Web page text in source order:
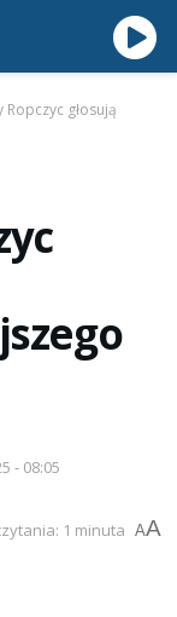
Ropczyc głosują
- 08:05
1 minuta
AA